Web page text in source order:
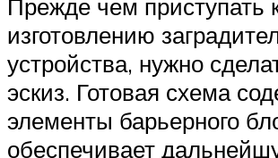
Прежде чем приступать
изготовлению
устройства, нужно
эскиз. Готовая схема
элементы барьерного
обеспечивает